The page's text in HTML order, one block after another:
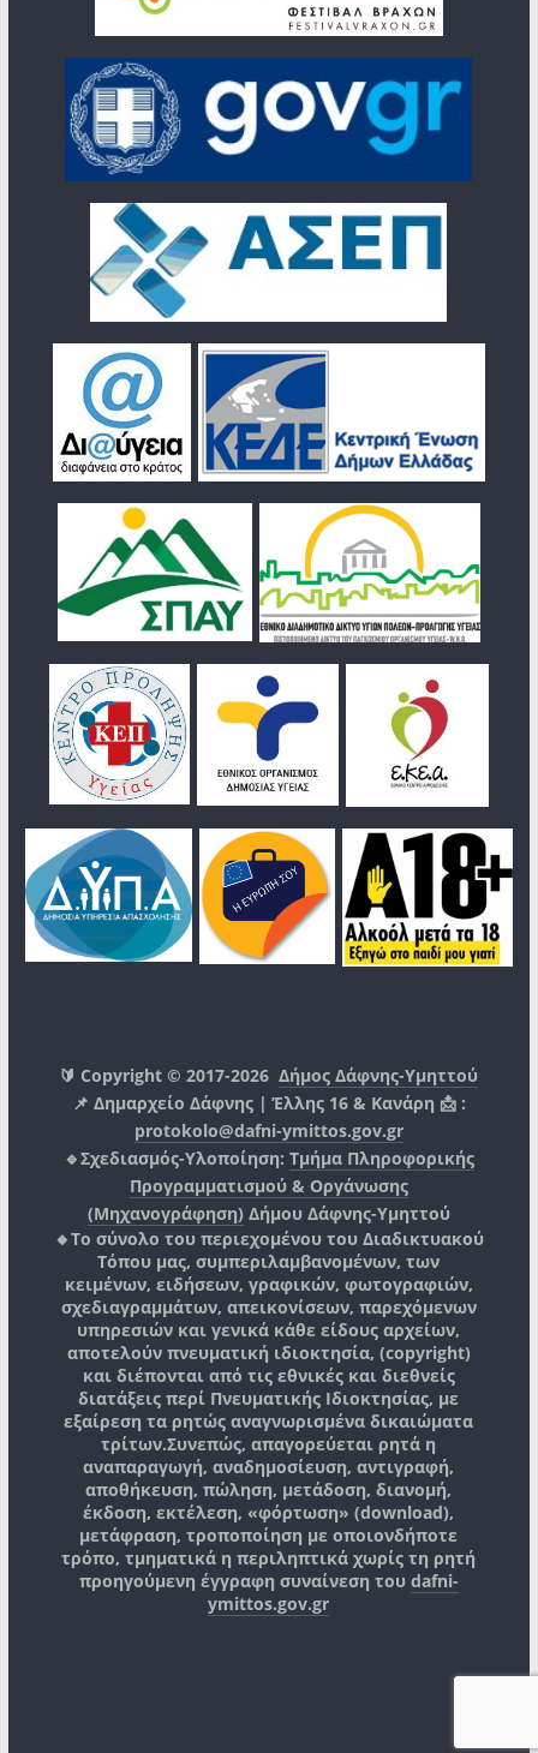
🔰 Copyright © 2017-2026Δήμος Δάφνης-Υμηττού
📌 Δημαρχείο Δάφνης | Έλλης 16 & Κανάρη 📩 :
protokolo@dafni-ymittos.gov.gr
🔹Σχεδιασμός-Υλοποίηση: Τμήμα Πληροφορικής
Προγραμματισμού & Οργάνωσης
(Μηχανογράφηση) Δήμου Δάφνης-Υμηττού
🔸Το σύνολο του περιεχομένου του Διαδικτυακού
Τόπου μας, συμπεριλαμβανομένων, των
κειμένων, ειδήσεων, γραφικών, φωτογραφιών,
σχεδιαγραμμάτων, απεικονίσεων, παρεχόμενων
υπηρεσιών και γενικά κάθε είδους αρχείων,
αποτελούν πνευματική ιδιοκτησία, (copyright)
και διέπονται από τις εθνικές και διεθνείς
διατάξεις περί Πνευματικής Ιδιοκτησίας, με
εξαίρεση τα ρητώς αναγνωρισμένα δικαιώματα
τρίτων.Συνεπώς, απαγορεύεται ρητά η
αναπαραγωγή, αναδημοσίευση, αντιγραφή,
αποθήκευση, πώληση, μετάδοση, διανομή,
έκδοση, εκτέλεση, «φόρτωση» (download),
μετάφραση, τροποποίηση με οποιονδήποτε
τρόπο, τμηματικά η περιληπτικά χωρίς τη ρητή
προηγούμενη έγγραφη συναίνεση του dafni-
ymittos.gov.gr